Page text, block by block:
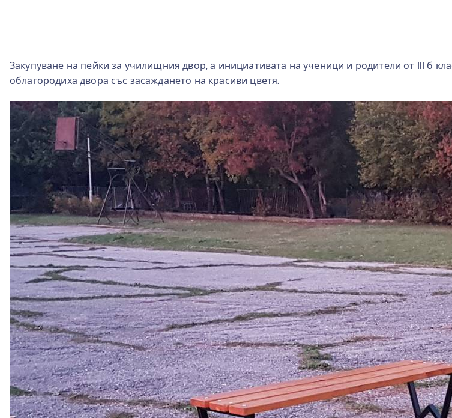
Закупуване на пейки за училищния двор, а инициативата на ученици и родители от III б
облагородиха двора със засаждането на красиви цветя.